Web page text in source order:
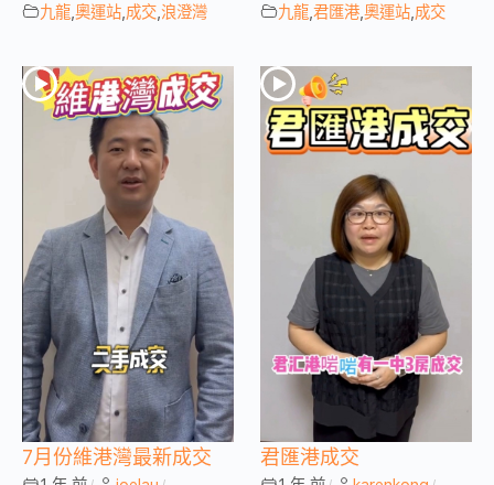
九龍 奧運站 成交 浪澄灣
九龍 君匯港 奧運站 成交
7月份維港灣最新成交 君匯港成交